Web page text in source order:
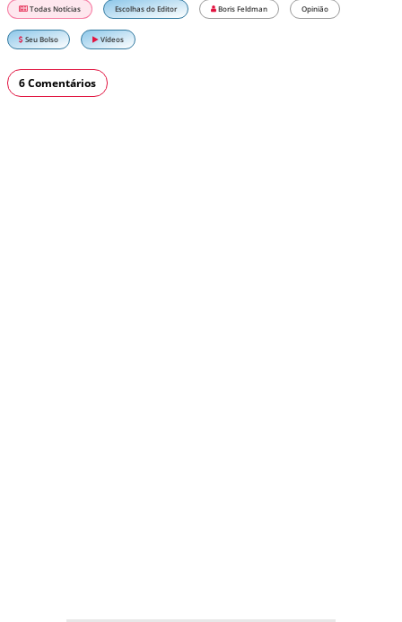
Todas Notícias Escolhas do Editor Boris Feldman Opinião
Seu Bolso Vídeos
6 Comentários